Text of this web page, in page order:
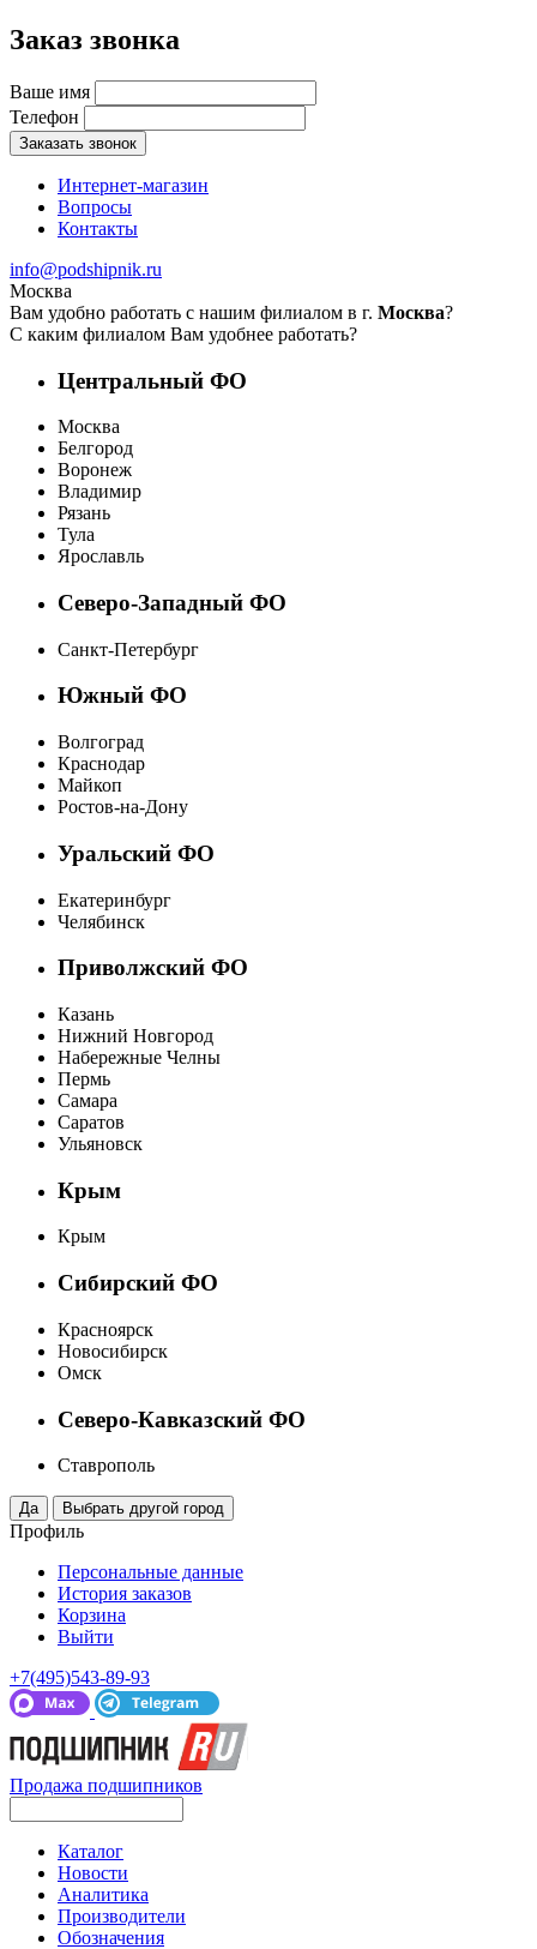
Заказ звонка
Ваше имя
Телефон
Заказать звонок
Интернет-магазин
Вопросы
Контакты
info@podshipnik.ru
Москва
Вам удобно работать с нашим филиалом в г. Москва?
С каким филиалом Вам удобнее работать?
Центральный ФО
Москва
Белгород
Воронеж
Владимир
Рязань
Тула
Ярославль
Северо-Западный ФО
Санкт-Петербург
Южный ФО
Волгоград
Краснодар
Майкоп
Ростов-на-Дону
Уральский ФО
Екатеринбург
Челябинск
Приволжский ФО
Казань
Нижний Новгород
Набережные Челны
Пермь
Самара
Саратов
Ульяновск
Крым
Крым
Сибирский ФО
Красноярск
Новосибирск
Омск
Северо-Кавказский ФО
Ставрополь
Профиль
Персональные данные
История заказов
Корзина
Выйти
+7(495)543-89-93
Продажа подшипников
Каталог
Новости
Аналитика
Производители
Обозначения